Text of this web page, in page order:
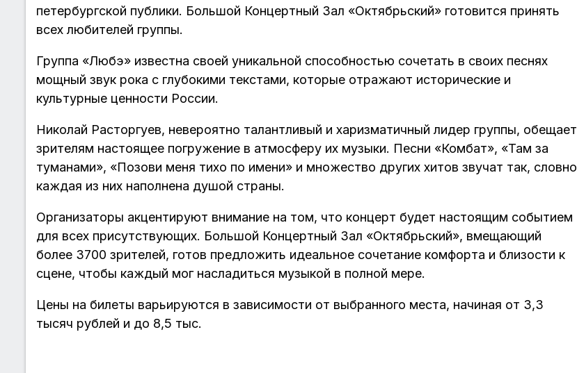
петербургской публики. Большой Концертный Зал «Октябрьский» готовится принять
всех любителей группы.
Группа «Любэ» известна своей уникальной способностью сочетать в своих песнях
мощный звук рока с глубокими текстами, которые отражают исторические и
культурные ценности России.
Николай Расторгуев, невероятно талантливый и харизматичный лидер группы, обещает
зрителям настоящее погружение в атмосферу их музыки. Песни «Комбат», «Там за
туманами», «Позови меня тихо по имени» и множество других хитов звучат так, словно
каждая из них наполнена душой страны.
Организаторы акцентируют внимание на том, что концерт будет настоящим событием
для всех присутствующих. Большой Концертный Зал «Октябрьский», вмещающий
более 3700 зрителей, готов предложить идеальное сочетание комфорта и близости к
сцене, чтобы каждый мог насладиться музыкой в полной мере.
Цены на билеты варьируются в зависимости от выбранного места, начиная от 3,3
тысяч рублей и до 8,5 тыс.